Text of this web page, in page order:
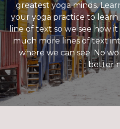
greatest yoga minds.
your yoga practice to
line of text so we see how
much more lines of text
where we can see. No
better